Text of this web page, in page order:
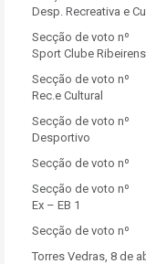
Desp. Recreativa e
Secção de voto
Sport Clube
Secção de voto
Rec.e Cultural
Secção de voto
Desportivo
Secção de voto
Secção de voto
Ex – EB 1
Secção de voto nº
Torres Vedras, 8 de